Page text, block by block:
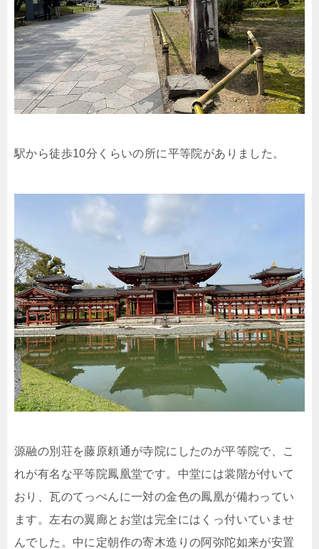
駅から徒歩10分くらいの所に平等院がありました。
源融の別荘を藤原頼通が寺院にしたのが平等院で、こ
れが有名な平等院鳳凰堂です。中堂には裳階が付いて
おり、瓦のてっぺんに一対の金色の鳳凰が備わってい
ます。左右の翼廊とお堂は完全にはくっ付いていませ
んでした。中に定朝作の寄木造りの阿弥陀如来が安置